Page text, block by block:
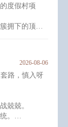
度假村项
拥下的顶流
，前提是你
和“情敌”做
2026-08-06
路，慎入呀
兢兢。
。